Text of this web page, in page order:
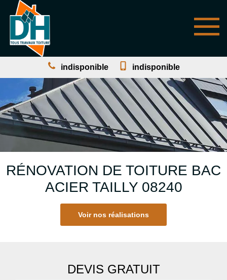
indisponible indisponible
RÉNOVATION DE TOITURE BAC
ACIER TAILLY 08240
Voir nos réalisations
DEVIS GRATUIT